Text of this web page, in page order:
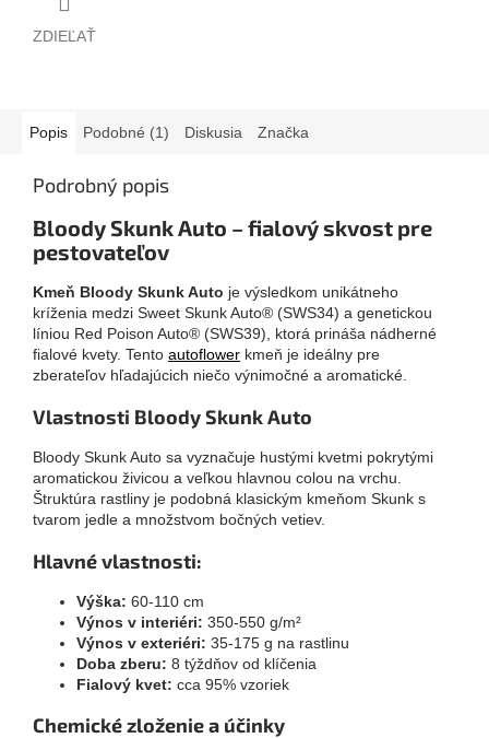
ZDIEĽAŤ
Popis Podobné (1) Diskusia Značka
Podrobný popis
Bloody Skunk Auto – fialový skvost pre
pestovateľov
Kmeň Bloody Skunk Auto je výsledkom unikátneho
kríženia medzi Sweet Skunk Auto® (SWS34) a genetickou
líniou Red Poison Auto® (SWS39), ktorá prináša nádherné
fialové kvety. Tento autoflower kmeň je ideálny pre
zberateľov hľadajúcich niečo výnimočné a aromatické.
Vlastnosti Bloody Skunk Auto
Bloody Skunk Auto sa vyznačuje hustými kvetmi pokrytými
aromatickou živicou a veľkou hlavnou colou na vrchu.
Štruktúra rastliny je podobná klasickým kmeňom Skunk s
tvarom jedle a množstvom bočných vetiev.
Hlavné vlastnosti:
Výška: 60-110 cm
Výnos v interiéri: 350-550 g/m²
Výnos v exteriéri: 35-175 g na rastlinu
Doba zberu: 8 týždňov od klíčenia
Fialový kvet: cca 95% vzoriek
Chemické zloženie a účinky